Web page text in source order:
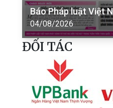
Báo Pháp luật Việt
04/08/2026
ĐỐI TÁC